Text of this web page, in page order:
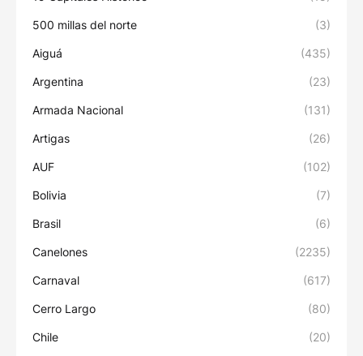
500 millas del norte (3)
Aiguá (435)
Argentina (23)
Armada Nacional (131)
Artigas (26)
AUF (102)
Bolivia (7)
Brasil (6)
Canelones (2235)
Carnaval (617)
Cerro Largo (80)
Chile (20)